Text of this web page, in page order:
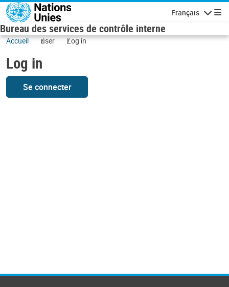
Skip to main content
Français
Bureau des services de contrôle interne
Accueil user Log in
Log in
Se connecter